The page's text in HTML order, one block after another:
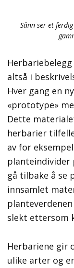
Sånn ser et
altså i
Hver gang en
«prototype»
Dette
herbarier
av for
planteindivider
gå tilbake å se
innsamlet
slekt ettersom
Herbariene gir
ulike arter og